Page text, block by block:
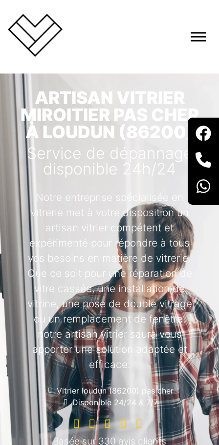
ARTISAN VITRIER
MIROITIER PAS CHER
À LOUDUN (86200)
Service de dépannage
disponible 24h/24
Notre entreprise spécialisée en
vitrerie met à votre disposition un
artisan vitrier compétent et
expérimenté pour répondre à tous
vos besoins en matière de vitrerie.
Que ce soit pour une réparation de
vitre cassée, une installation de
vitrine, une pose de double vitrage
ou un remplacement de fenêtre,
notre artisan vitrier saura vous
apporter une solution adaptée et
efficace.
Vitrier loudun (86200) pas cher
Disponible 24/24 & 7/7
Basée sur 330 avis clients